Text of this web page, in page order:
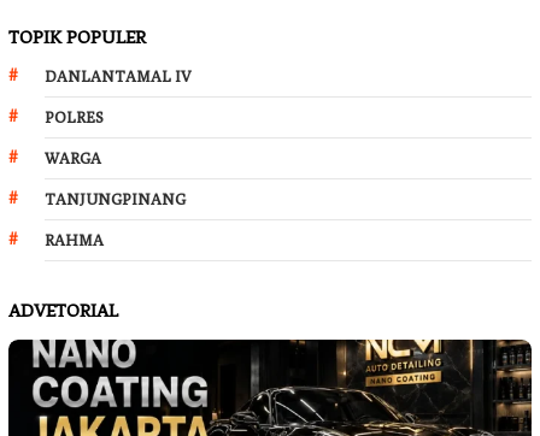
TOPIK POPULER
DANLANTAMAL IV
POLRES
WARGA
TANJUNGPINANG
RAHMA
ADVETORIAL